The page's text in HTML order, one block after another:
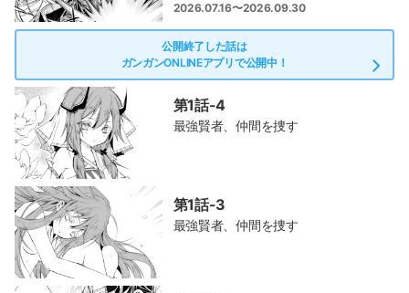
2026.07.16〜2026.09.30
公開終了した話は
ガンガンONLINEアプリで公開中！
第1話-4
最強賢者、仲間を捜す
第1話-3
最強賢者、仲間を捜す